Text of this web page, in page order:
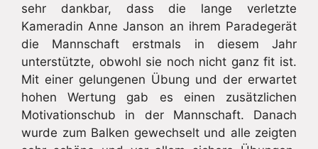
sehr dankbar, dass die lange verletzte
Kameradin Anne Janson an ihrem Paradegerät
die Mannschaft erstmals in diesem Jahr
unterstützte, obwohl sie noch nicht ganz fit ist.
Mit einer gelungenen Übung und der erwartet
hohen Wertung gab es einen zusätzlichen
Motivationschub in der Mannschaft. Danach
wurde zum Balken gewechselt und alle zeigten